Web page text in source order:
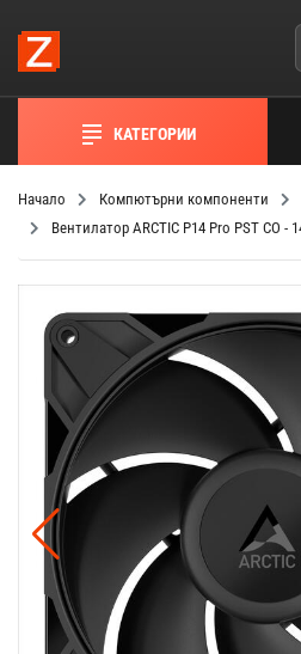
КАТЕГОРИИ
Начало Компютърни компоненти
Вентилатор ARCTIC P14 Pro PST CO -